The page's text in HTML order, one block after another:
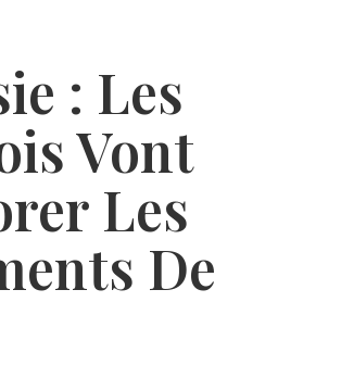
: Les
Vont
Les
De